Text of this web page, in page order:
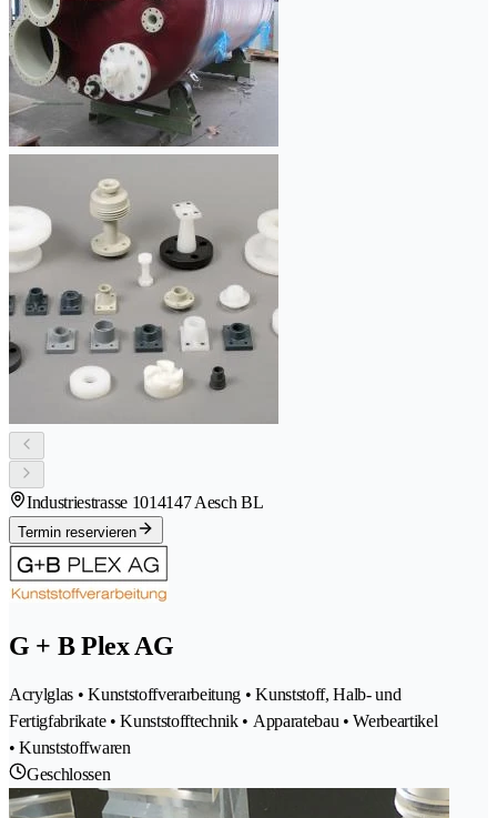
Industriestrasse 1014147 Aesch BL
Termin reservieren
G + B Plex AG
Acrylglas • Kunststoffverarbeitung • Kunststoff, Halb- und
Fertigfabrikate • Kunststofftechnik • Apparatebau • Werbeartikel
• Kunststoffwaren
Geschlossen